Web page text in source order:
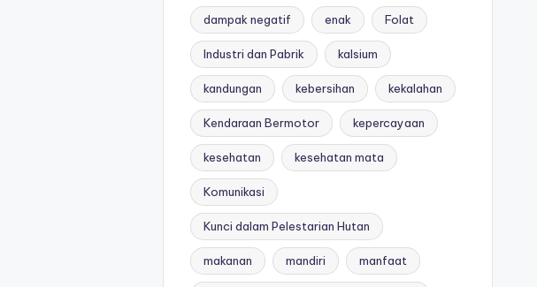
dampak negatif enak Folat
Industri dan Pabrik kalsium
kandungan kebersihan kekalahan
Kendaraan Bermotor kepercayaan
kesehatan kesehatan mata
Komunikasi
Kunci dalam Pelestarian Hutan
makanan mandiri manfaat